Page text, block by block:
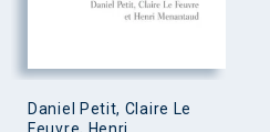
Daniel Petit, Claire Le